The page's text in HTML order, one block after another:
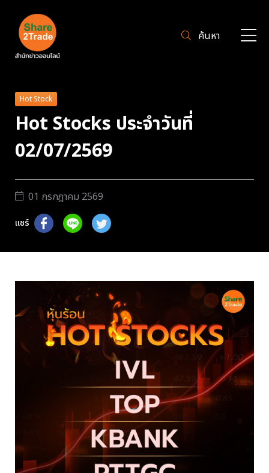
ค้นหา
Hot Stock
Hot Stocks ประจำวันที่
02/07/2569
01 กรกฎาคม 2569
แชร์